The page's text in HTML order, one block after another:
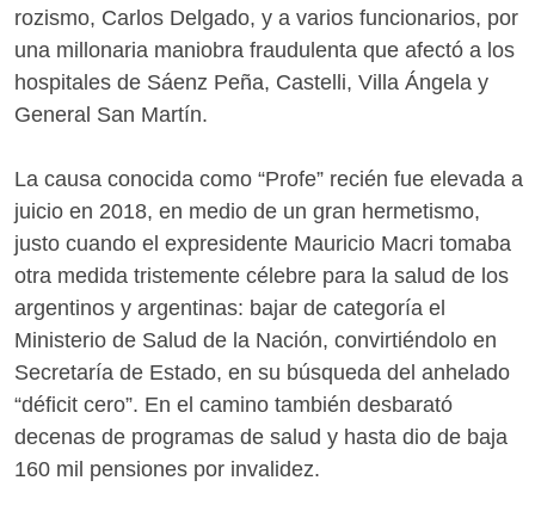
rozismo, Carlos Delgado, y a varios funcionarios, por
una millonaria maniobra fraudulenta que afectó a los
hospitales de Sáenz Peña, Castelli, Villa Ángela y
General San Martín.
La causa conocida como “Profe” recién fue elevada a
juicio en 2018, en medio de un gran hermetismo,
justo cuando el expresidente Mauricio Macri tomaba
otra medida tristemente célebre para la salud de los
argentinos y argentinas: bajar de categoría el
Ministerio de Salud de la Nación, convirtiéndolo en
Secretaría de Estado, en su búsqueda del anhelado
“déficit cero”. En el camino también desbarató
decenas de programas de salud y hasta dio de baja
160 mil pensiones por invalidez.